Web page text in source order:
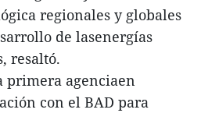
regionales y globales
de lasenergías
resaltó.
primera agenciaen
con el BAD para